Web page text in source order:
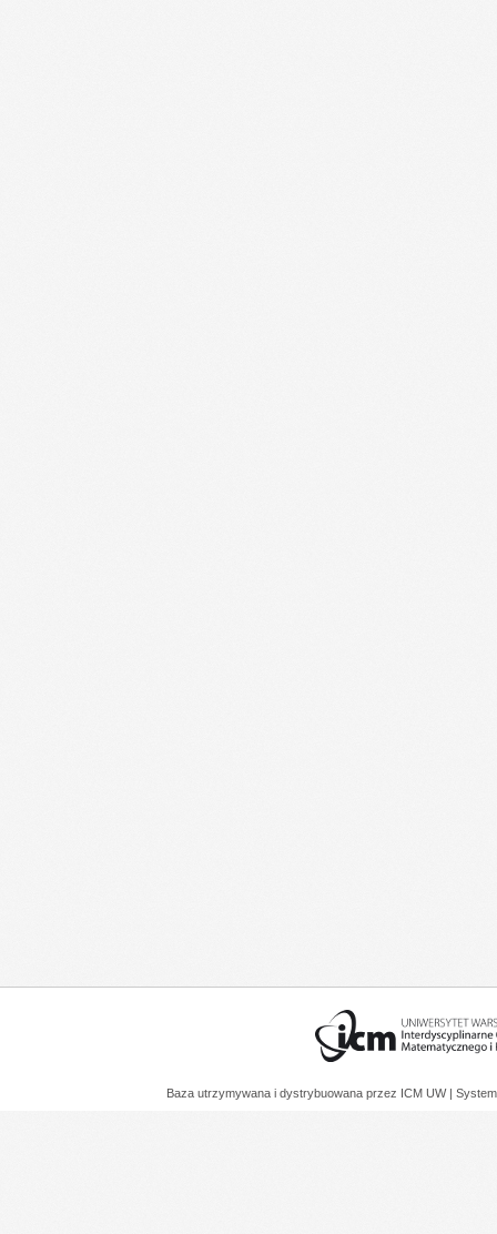
Baza utrzymywana i dystrybuowana przez ICM UW |